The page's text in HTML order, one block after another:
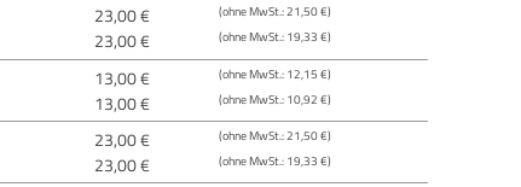
23,00 € (ohne MwSt.: 21,50 €)
23,00 € (ohne MwSt.: 19,33 €)
13,00 € (ohne MwSt.: 12,15 €)
13,00 € (ohne MwSt.: 10,92 €)
23,00 € (ohne MwSt.: 21,50 €)
23,00 € (ohne MwSt.: 19,33 €)